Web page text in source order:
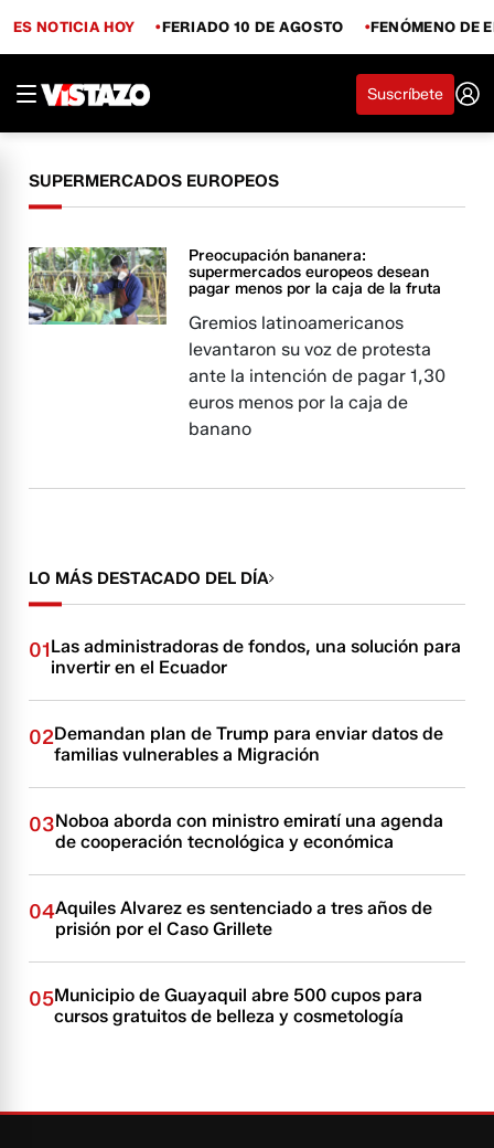
ES NOTICIA HOY FERIADO 10 DE AGOSTO FENÓMENO DE
Suscríbete
SUPERMERCADOS EUROPEOS
Preocupación bananera:
supermercados europeos desean
pagar menos por la caja de la fruta
Gremios latinoamericanos
levantaron su voz de protesta
ante la intención de pagar 1,30
euros menos por la caja de
banano
LO MÁS DESTACADO DEL DÍA
01Las administradoras de fondos, una solución para
invertir en el Ecuador
02Demandan plan de Trump para enviar datos de
familias vulnerables a Migración
03Noboa aborda con ministro emiratí una agenda
de cooperación tecnológica y económica
04Aquiles Alvarez es sentenciado a tres años de
prisión por el Caso Grillete
05Municipio de Guayaquil abre 500 cupos para
cursos gratuitos de belleza y cosmetología